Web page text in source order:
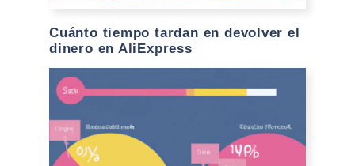
Cuánto tiempo tardan en devolver el
dinero en AliExpress